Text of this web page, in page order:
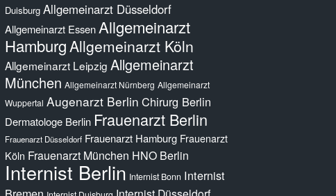
Duisburg Allgemeinarzt Düsseldorf
Allgemeinarzt Essen Allgemeinarzt
HamburgAllgemeinarzt Köln
Allgemeinarzt Leipzig Allgemeinarzt
München Allgemeinarzt Nürnberg Allgemeinarzt
Wuppertal Augenarzt Berlin Chirurg Berlin
Dermatologe Berlin Frauenarzt Berlin
Frauenarzt Düsseldorf Frauenarzt Hamburg Frauenarzt
Köln Frauenarzt München HNO Berlin
Internist Berlin Internist Bonn Internist